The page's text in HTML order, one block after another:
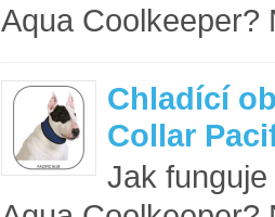
Aqua Coolkeeper?
Chladící
Collar
Jak